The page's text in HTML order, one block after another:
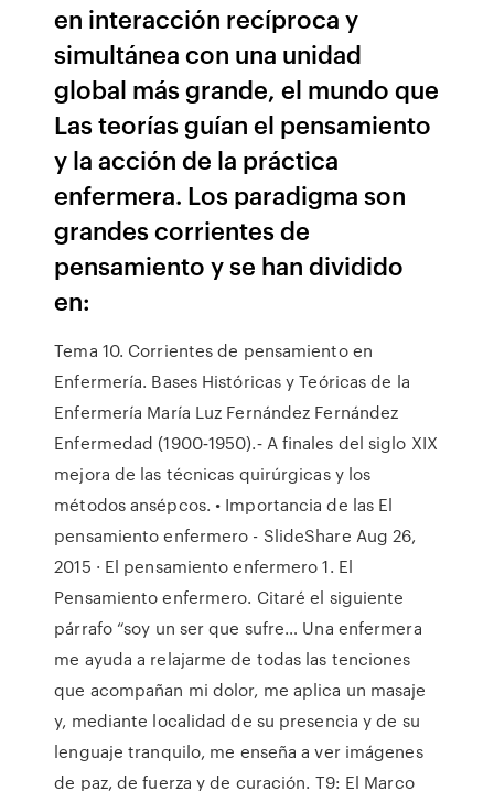
en interacción recíproca y
simultánea con una unidad
global más grande, el mundo que
Las teorías guían el pensamiento
y la acción de la práctica
enfermera. Los paradigma son
grandes corrientes de
pensamiento y se han dividido
en:
Tema 10. Corrientes de pensamiento en
Enfermería. Bases Históricas y Teóricas de la
Enfermería María Luz Fernández Fernández
Enfermedad (1900‐1950).‐ A ﬁnales del siglo XIX
mejora de las técnicas quirúrgicas y los
métodos ansépcos. • Importancia de las El
pensamiento enfermero - SlideShare Aug 26,
2015 · El pensamiento enfermero 1. El
Pensamiento enfermero. Citaré el siguiente
párrafo “soy un ser que sufre… Una enfermera
me ayuda a relajarme de todas las tenciones
que acompañan mi dolor, me aplica un masaje
y, mediante localidad de su presencia y de su
lenguaje tranquilo, me enseña a ver imágenes
de paz, de fuerza y de curación. T9: El Marco